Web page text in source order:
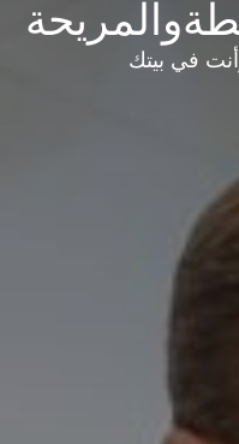
في بيتك